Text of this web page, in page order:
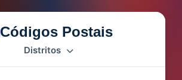
Códigos Postais
Distritos